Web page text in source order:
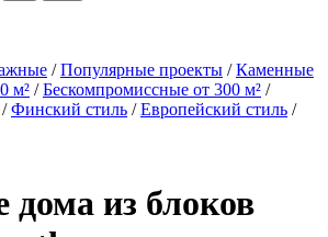
/Популярные проекты /Каменные
м² /Бескомпромиссные от 300 м² /
/Финский стиль /Европейский стиль /
из блоков